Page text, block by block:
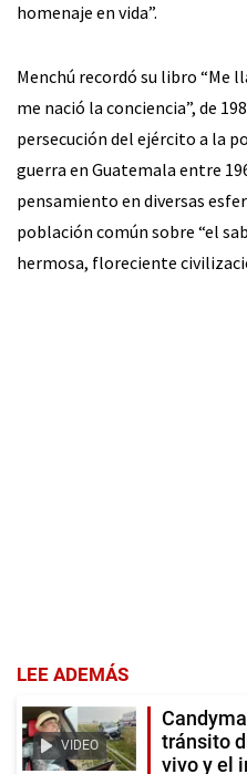
homenaje en vida”.
Menchú recordó su libro “Me
me nació la conciencia”, de
persecución del ejército a la
guerra en Guatemala entre
pensamiento en diversas
población común sobre “el
hermosa, floreciente
LEE ADEMÁS
VIDEO
tránsito
vivo y el